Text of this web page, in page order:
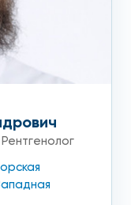
Рентгенолог